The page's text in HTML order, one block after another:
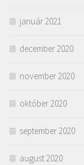
január 2021
december 2020
november 2020
október 2020
september 2020
august 2020